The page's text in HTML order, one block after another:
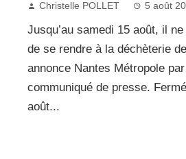
Christelle POLLET 5 août
Jusqu’au samedi 15 août, il
de se rendre à la déchèterie
annonce Nantes Métropole
communiqué de presse.
août...